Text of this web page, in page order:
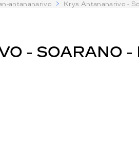
antananarivo Krys Antananarivo -
- SOARANO -